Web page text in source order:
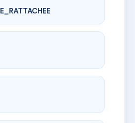
AE3480456
ALSACE LORRAINE